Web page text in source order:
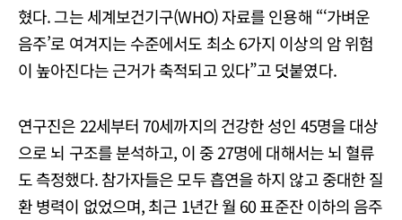
혔다. 그는 세계보건기구(WHO) 자료를 인용해 “‘가벼운
음주’로 여겨지는 수준에서도 최소 6가지 이상의 암 위험
이 높아진다는 근거가 축적되고 있다”고 덧붙였다.
연구진은 22세부터 70세까지의 건강한 성인 45명을 대상
으로 뇌 구조를 분석하고, 이 중 27명에 대해서는 뇌 혈류
도 측정했다. 참가자들은 모두 흡연을 하지 않고 중대한 질
환 병력이 없었으며, 최근 1년간 월 60 표준잔 이하의 음주